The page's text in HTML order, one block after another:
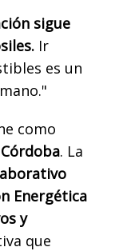
sigue
Ir
es un
como
Córdoba. La
Energética
y
que